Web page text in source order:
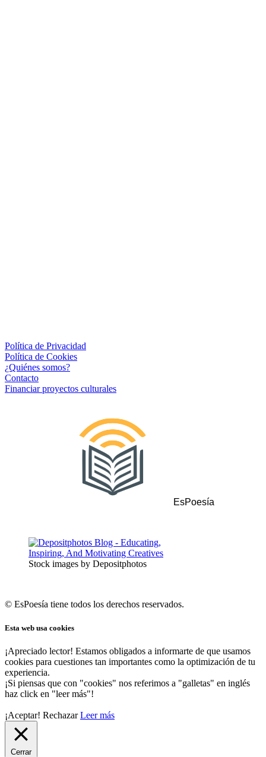
Política de Privacidad
Política de Cookies
¿Quiénes somos?
Contacto
Financiar proyectos culturales
EsPoesía
Stock images by Depositphotos
© EsPoesía tiene todos los derechos reservados.
Esta web usa cookies
¡Apreciado lector! Estamos obligados a informarte de que usamos
cookies para cuestiones tan importantes como la optimización de tu
experiencia.
¡Si piensas que con "cookies" nos referimos a "galletas" en inglés
haz click en "leer más"!
¡Aceptar! Rechazar Leer más
Cerrar